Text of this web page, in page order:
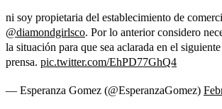
ni soy propietaria del establecimiento de
@diamondgirlsco. Por lo anterior considero
la situación para que sea aclarada en el
prensa. pic.twitter.com/EhPD77GhQ4
— Esperanza Gomez (@EsperanzaGomez)